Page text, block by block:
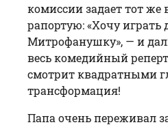
комиссии задает тот же
рапортую: «Хочу играть
Митрофанушку», — и
весь комедийный
смотрит квадратными
трансформация!
Папа очень переживал